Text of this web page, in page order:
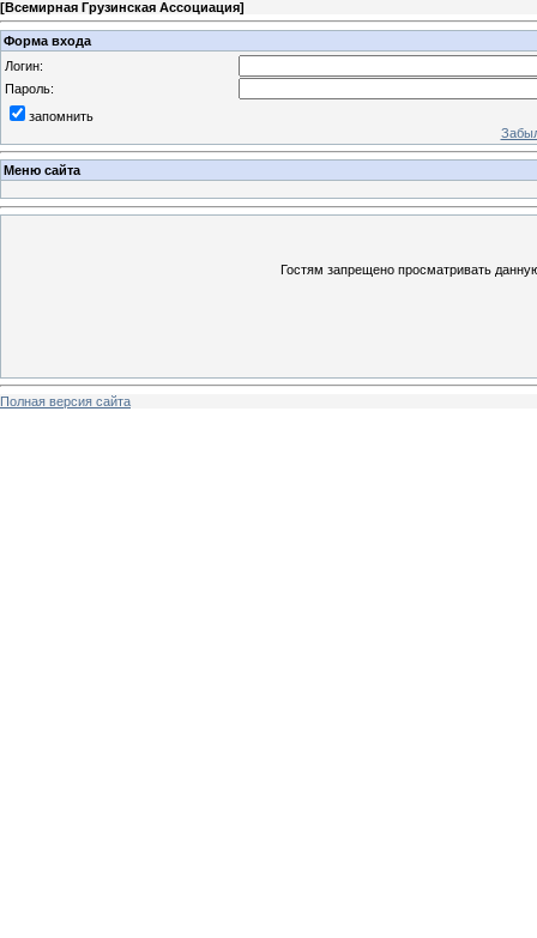
[Всемирная Грузинская Ассоциация]
Форма входа
Логин:
Пароль:
запомнить
Меню сайта
Гостям запрещено просматривать
Полная версия сайта